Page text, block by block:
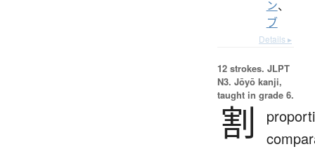
ン、
ブ
Details ▸
12 strokes. JLPT
N3. Jōyō kanji,
taught in grade 6.
割